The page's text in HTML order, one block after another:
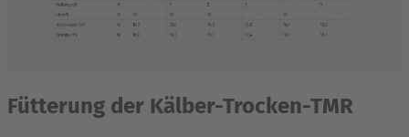
Fütterung der Kälber-Trocken-TMR